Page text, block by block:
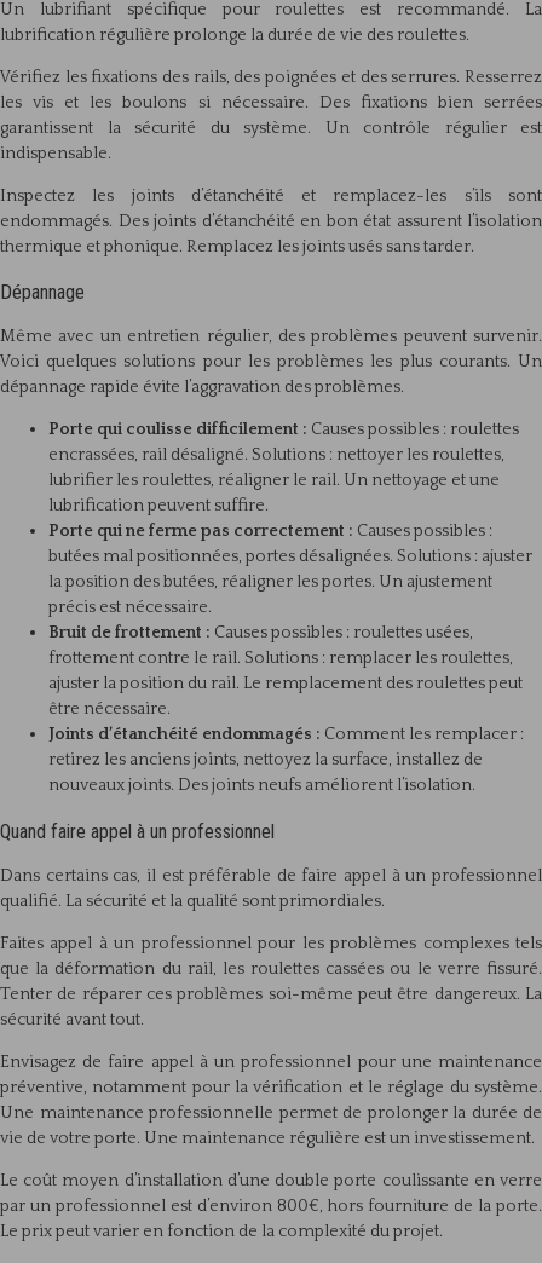
Un lubrifiant spécifique pour roulettes est recommandé. La
lubrification régulière prolonge la durée de vie des roulettes.
Vérifiez les fixations des rails, des poignées et des serrures. Resserrez
les vis et les boulons si nécessaire. Des fixations bien serrées
garantissent la sécurité du système. Un contrôle régulier est
indispensable.
Inspectez les joints d’étanchéité et remplacez-les s’ils sont
endommagés. Des joints d’étanchéité en bon état assurent l’isolation
thermique et phonique. Remplacez les joints usés sans tarder.
Dépannage
Même avec un entretien régulier, des problèmes peuvent survenir.
Voici quelques solutions pour les problèmes les plus courants. Un
dépannage rapide évite l’aggravation des problèmes.
Porte qui coulisse difficilement : Causes possibles : roulettes
encrassées, rail désaligné. Solutions : nettoyer les roulettes,
lubrifier les roulettes, réaligner le rail. Un nettoyage et une
lubrification peuvent suffire.
Porte qui ne ferme pas correctement : Causes possibles :
butées mal positionnées, portes désalignées. Solutions : ajuster
la position des butées, réaligner les portes. Un ajustement
précis est nécessaire.
Bruit de frottement : Causes possibles : roulettes usées,
frottement contre le rail. Solutions : remplacer les roulettes,
ajuster la position du rail. Le remplacement des roulettes peut
être nécessaire.
Joints d’étanchéité endommagés : Comment les remplacer :
retirez les anciens joints, nettoyez la surface, installez de
nouveaux joints. Des joints neufs améliorent l’isolation.
Quand faire appel à un professionnel
Dans certains cas, il est préférable de faire appel à un professionnel
qualifié. La sécurité et la qualité sont primordiales.
Faites appel à un professionnel pour les problèmes complexes tels
que la déformation du rail, les roulettes cassées ou le verre fissuré.
Tenter de réparer ces problèmes soi-même peut être dangereux. La
sécurité avant tout.
Envisagez de faire appel à un professionnel pour une maintenance
préventive, notamment pour la vérification et le réglage du système.
Une maintenance professionnelle permet de prolonger la durée de
vie de votre porte. Une maintenance régulière est un investissement.
Le coût moyen d’installation d’une double porte coulissante en verre
par un professionnel est d’environ 800€, hors fourniture de la porte.
Le prix peut varier en fonction de la complexité du projet.